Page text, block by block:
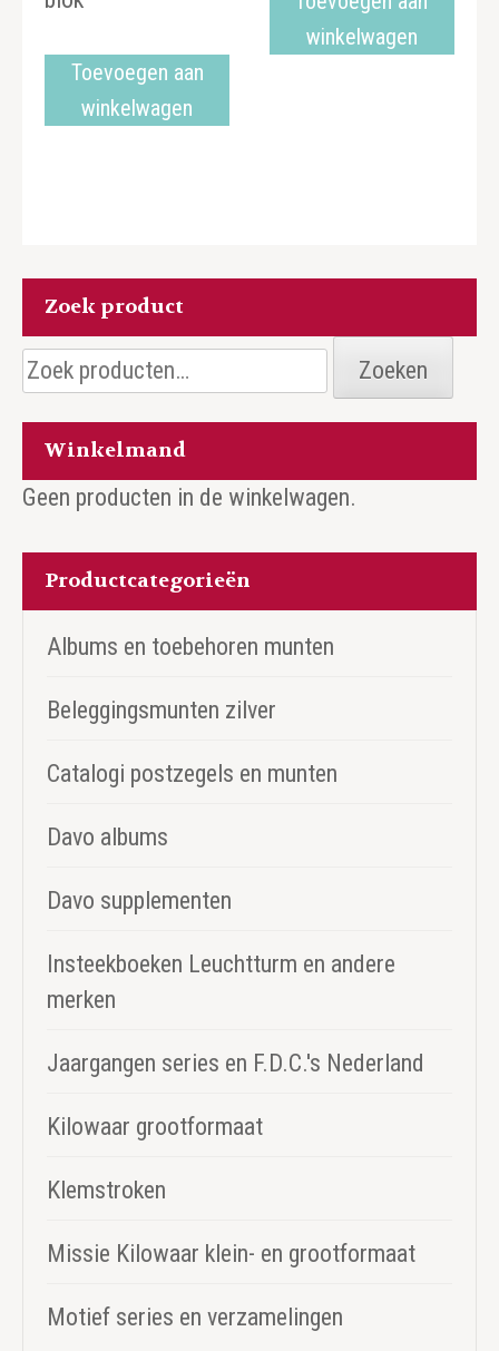
Toevoegen aan
winkelwagen
winkelwagen
Zoek product
Zoeken
naar:
Zoeken
Winkelmand
Geen producten in de winkelwagen.
Productcategorieën
Albums en toebehoren munten
Beleggingsmunten zilver
Catalogi postzegels en munten
Davo albums
Davo supplementen
Insteekboeken Leuchtturm en andere
merken
Jaargangen series en F.D.C.'s Nederland
Kilowaar grootformaat
Klemstroken
Missie Kilowaar klein- en grootformaat
Motief series en verzamelingen